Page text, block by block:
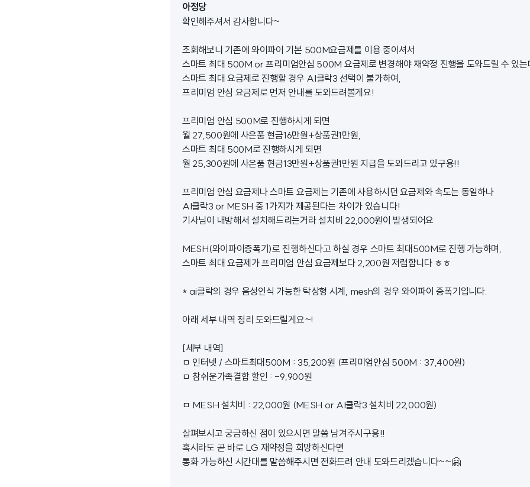
아정당
확인해주셔서 감사합니다~
조회해보니 기존에 와이파이 기본 500M요금제를 이용 중이셔서
스마트 최대 500M or 프리미엄안심 500M 요금제로 변경해야 재약정 진행을 도와드릴 수 있는
스마트 최대 요금제로 진행할 경우 AI클락3 선택이 불가하여,
프리미엄 안심 요금제로 먼저 안내를 도와드려볼게요!
프리미엄 안심 500M로 진행하시게 되면
월 27,500원에 사은품 현금16만원+상품권1만원,
스마트 최대 500M로 진행하시게 되면
월 25,300원에 사은품 현금13만원+상품권1만원 지급을 도와드리고 있구용!!
프리미엄 안심 요금제나 스마트 요금제는 기존에 사용하시던 요금제와 속도는 동일하나
AI클락3 or MESH 중 1가지가 제공된다는 차이가 있습니다!
기사님이 내방해서 설치해드리는거라 설치비 22,000원이 발생되어요
MESH(와이파이증폭기)로 진행하신다고 하실 경우 스마트 최대500M로 진행 가능하며,
스마트 최대 요금제가 프리미엄 안심 요금제보다 2,200원 저렴합니다 ㅎㅎ
* ai클락의 경우 음성인식 가능한 탁상형 시계, mesh의 경우 와이파이 증폭기입니다.
아래 세부 내역 정리 도와드릴게요~!
[세부 내역]
ㅁ 인터넷 / 스마트최대500M : 35,200원 (프리미엄안심 500M : 37,400원)
ㅁ 참쉬운가족결합 할인 : -9,900원
ㅁ MESH 설치비 : 22,000원 (MESH or AI클락3 설치비 22,000원)
살펴보시고 궁금하신 점이 있으시면 말씀 남겨주시구용!!
혹시라도 곧 바로 LG 재약정을 희망하신다면
통화 가능하신 시간대를 말씀해주시면 전화드려 안내 도와드리겠습니다~~🤗